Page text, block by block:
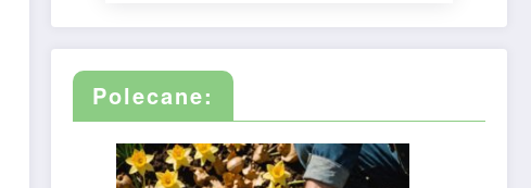
Polecane: